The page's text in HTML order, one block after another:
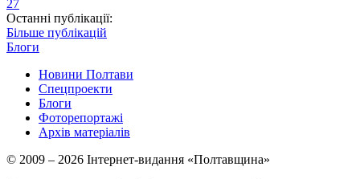
27
Останні публікації:
Більше публікацій
Блоги
Новини Полтави
Спецпроекти
Блоги
Фоторепортажі
Архів матеріалів
© 2009 – 2026 Інтернет-видання «Полтавщина»